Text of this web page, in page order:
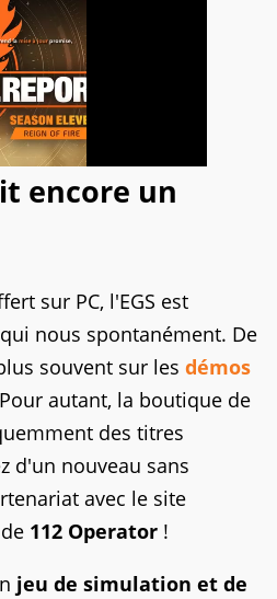
encore un
sur PC, l'EGS est
nous spontanément. De
souvent sur les démos
autant, la boutique de
des titres
d'un nouveau sans
avec le site
112 Operator !
jeu de simulation et de